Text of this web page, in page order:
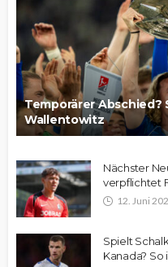
Temporärer Abschied?
Wallentowitz
Nächster
verpflichtet
12. Juni
Spielt
Kanada? So